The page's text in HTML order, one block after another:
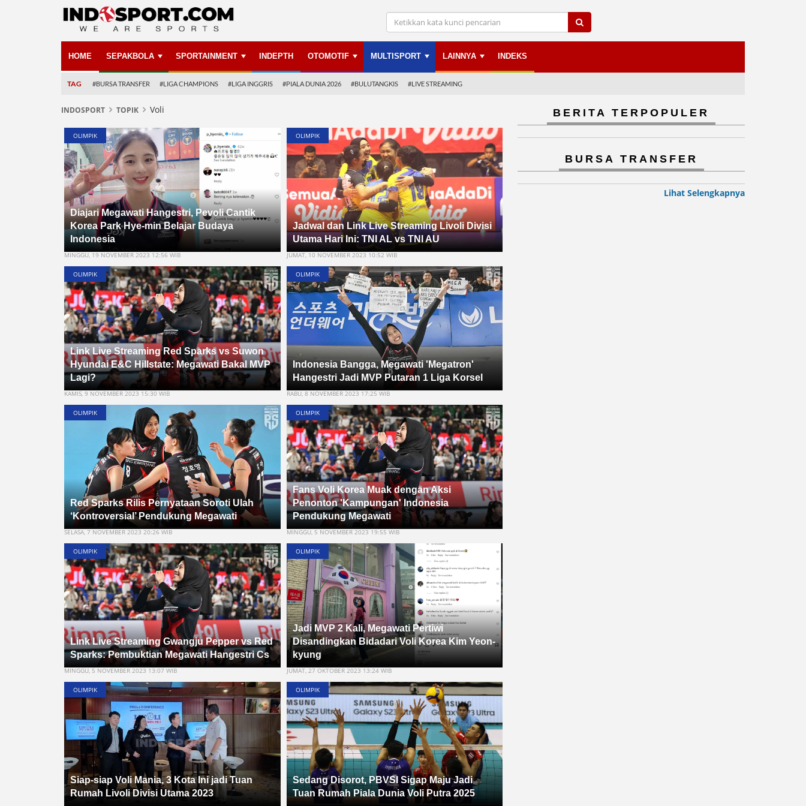
HOME SEPAKBOLA SPORTAINMENT INDEPTH OTOMOTIF MULTISPORT LAINNYA INDEKS
TAG #BURSA TRANSFER #LIGA CHAMPIONS #LIGA INGGRIS #PIALA DUNIA 2026 #BULUTANGKIS #LIVE STREAMING
INDOSPORT TOPIK Voli
OLIMPIK
Diajari Megawati Hangestri, Pevoli Cantik
Korea Park Hye-min Belajar Budaya
Indonesia
MINGGU, 19 NOVEMBER 2023 12:56 WIB
OLIMPIK
Jadwal dan Link Live Streaming Livoli Divisi
Utama Hari Ini: TNI AL vs TNI AU
JUMAT, 10 NOVEMBER 2023 10:52 WIB
OLIMPIK
Link Live Streaming Red Sparks vs Suwon
Hyundai E&C Hillstate: Megawati Bakal MVP
Lagi?
KAMIS, 9 NOVEMBER 2023 15:30 WIB
OLIMPIK
Indonesia Bangga, Megawati 'Megatron'
Hangestri Jadi MVP Putaran 1 Liga Korsel
RABU, 8 NOVEMBER 2023 17:25 WIB
OLIMPIK
Red Sparks Rilis Pernyataan Soroti Ulah
‘Kontroversial’ Pendukung Megawati
SELASA, 7 NOVEMBER 2023 20:26 WIB
OLIMPIK
Fans Voli Korea Muak dengan Aksi
Penonton 'Kampungan' Indonesia
Pendukung Megawati
MINGGU, 5 NOVEMBER 2023 19:55 WIB
OLIMPIK
Link Live Streaming Gwangju Pepper vs Red
Sparks: Pembuktian Megawati Hangestri Cs
MINGGU, 5 NOVEMBER 2023 13:07 WIB
OLIMPIK
Jadi MVP 2 Kali, Megawati Pertiwi
Disandingkan Bidadari Voli Korea Kim Yeon-
kyung
JUMAT, 27 OKTOBER 2023 13:24 WIB
OLIMPIK
Siap-siap Voli Mania, 3 Kota Ini jadi Tuan
Rumah Livoli Divisi Utama 2023
OLIMPIK
Sedang Disorot, PBVSI Sigap Maju Jadi
Tuan Rumah Piala Dunia Voli Putra 2025
BERITA TERPOPULER
BURSA TRANSFER
Lihat Selengkapnya